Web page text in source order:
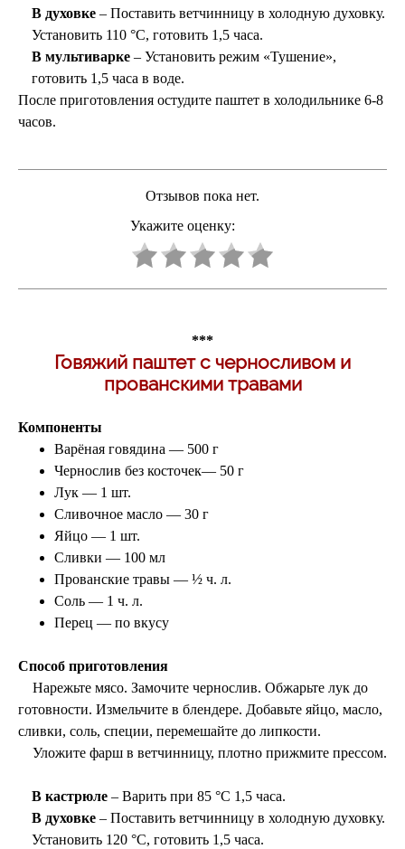
В духовке – Поставить ветчинницу в холодную духовку.
Установить 110 °C, готовить 1,5 часа.
В мультиварке – Установить режим «Тушение»,
готовить 1,5 часа в воде.
После приготовления остудите паштет в холодильнике 6-8
часов.
Отзывов пока нет.
Укажите оценку:
***
Говяжий паштет с черносливом и
прованскими травами
Компоненты
Варёная говядина — 500 г
Чернослив без косточек— 50 г
Лук — 1 шт.
Сливочное масло — 30 г
Яйцо — 1 шт.
Сливки — 100 мл
Прованские травы — ½ ч. л.
Соль — 1 ч. л.
Перец — по вкусу
Способ приготовления
Нарежьте мясо. Замочите чернослив. Обжарьте лук до
готовности. Измельчите в блендере. Добавьте яйцо, масло,
сливки, соль, специи, перемешайте до липкости.
Уложите фарш в ветчинницу, плотно прижмите прессом.
В кастрюле – Варить при 85 °C 1,5 часа.
В духовке – Поставить ветчинницу в холодную духовку.
Установить 120 °C, готовить 1,5 часа.